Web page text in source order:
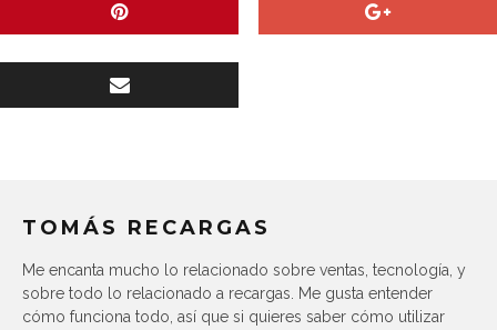
TOMÁS RECARGAS
Me encanta mucho lo relacionado sobre ventas, tecnología, y
sobre todo lo relacionado a recargas. Me gusta entender
cómo funciona todo, así que si quieres saber cómo utilizar